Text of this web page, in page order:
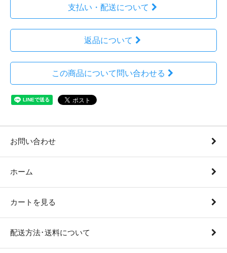
支払い・配送について
返品について
この商品について問い合わせる
お問い合わせ
ホーム
カートを見る
配送方法･送料について